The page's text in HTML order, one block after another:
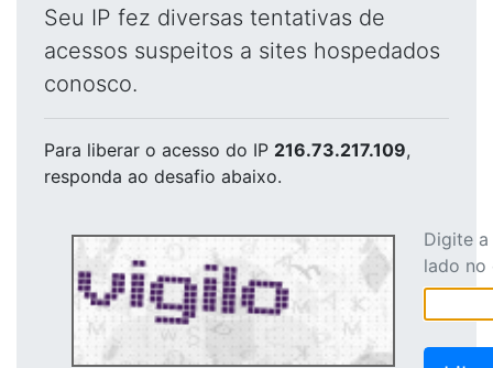
Seu IP fez diversas tentativas de
acessos suspeitos a sites hospedados
conosco.
Para liberar o acesso do IP 216.73.217.109,
responda ao desafio abaixo.
Digite
lado no